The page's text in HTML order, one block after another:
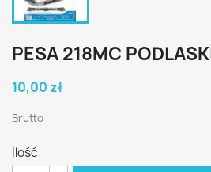
PESA 218MC
10,00 zł
Brutto
Ilość